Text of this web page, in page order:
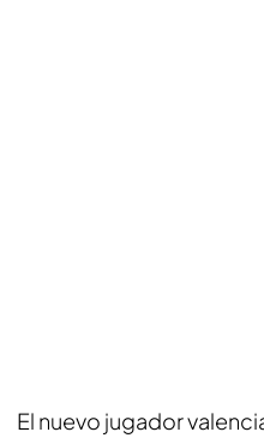
El nuevo jugador